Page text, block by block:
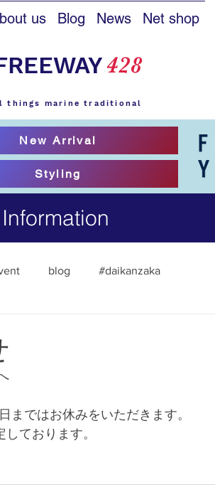
us Blog News Net shop
428
things marine traditional
New Arrival
Styling
Information
blog #daikanzaka
まではお休みをいただきます。
ております。